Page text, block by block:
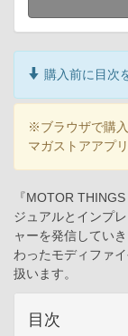
購入前に目次
※ブラウザで購
マガストアアプ
『MOTOR
ジュアルとインプ
ャーを発信してい
わったモディファ
扱います。
目次